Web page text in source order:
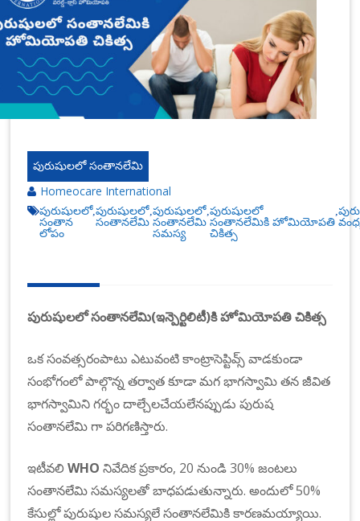
n
at
io
n
al
|
పురుషులలో సంతానలేమి
Homeocare International
పురుషులలో
సంతాన
లోపం
,పురుషులలో
సంతానలేమి
,పురుషులలో
సంతానలేమి
సమస్య
,పురుషులలో
సంతానలేమికి హోమియోపతి
చికిత్స
,
పురుషులలో సంతానలేమి(ఇన్పెర్టిలిటీ)కి హోమియోపతి చికిత్స
ఒక సంవత్సరంపాటు ఎటువంటి కాంట్రాసెప్టివ్స్ వాడకుండా
సంభోగంలో పాల్గొన్న తర్వాత కూడా మగ భాగస్వామి తన జీవిత
భాగస్వామిని గర్భం దాల్చేలచేయలేనప్పుడు పురుష
సంతానలేమి గా పరిగణిస్తారు.
ఇటీవలిWHO నివేదిక ప్రకారం, 20 నుండి 30% జంటలు
సంతానలేమి సమస్యలతో బాధపడుతున్నారు. అందులో 50%
కేసుల్లో పురుషుల సమస్యలే సంతానలేమికి కారణమయ్యాయి.